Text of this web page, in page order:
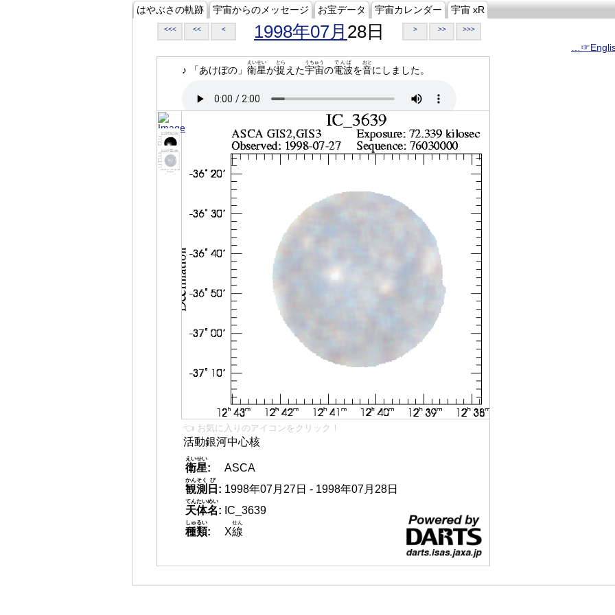
はやぶさの軌跡 宇宙からのメッセージ お宝データ 宇宙カレンダー 宇宙 xR
<<< << < 1998年07月 28日 > >> >>>
♪ 「あけぼの」 衛星
えいせい
が捉
とら
えた宇宙
うちゅう
の電波
でんぱ
を音
おと
にしました。
👈 お気に入りのアイコンをクリック！
活動銀河中心核
衛星
えいせい
:
ASCA
観測
かんそく
日
び
: 1998年07月27日 - 1998年07月28日
天体名
てんたいめい
: IC_3639
種類
しゅるい
: X線
せん